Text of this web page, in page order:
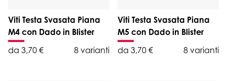
Viti Testa Svasata Piana
M4 con Dado in Blister
da 3,70 €
8 varianti
Viti Testa Svasata Piana
M5 con Dado in Blister
da 3,70 €
8 varianti